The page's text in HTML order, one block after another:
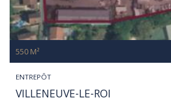
ENTREPÔT
VILLENEUVE-LE-ROI
550 M²